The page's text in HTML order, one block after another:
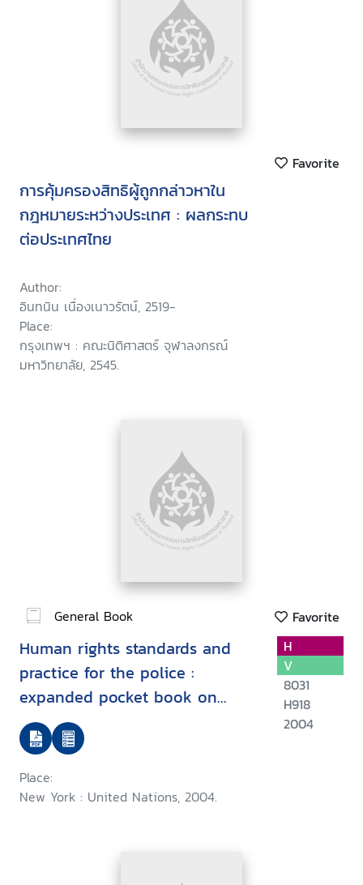
Favorite
การคุ้มครองสิทธิผู้ถูกกล่าวหาใน
กฎหมายระหว่างประเทศ : ผลกระทบ
ต่อประเทศไทย
Author:
อินทนิน เนื่องเนาวรัตน์, 2519-
Place:
กรุงเทพฯ : คณะนิติศาสตร์ จุฬาลงกรณ์
มหาวิทยาลัย, 2545.
General Book Favorite
Human rights standards and
practice for the police :
expanded pocket book on
human rights for the police
Place:
New York : United Nations, 2004.
H
V
8031
H918
2004